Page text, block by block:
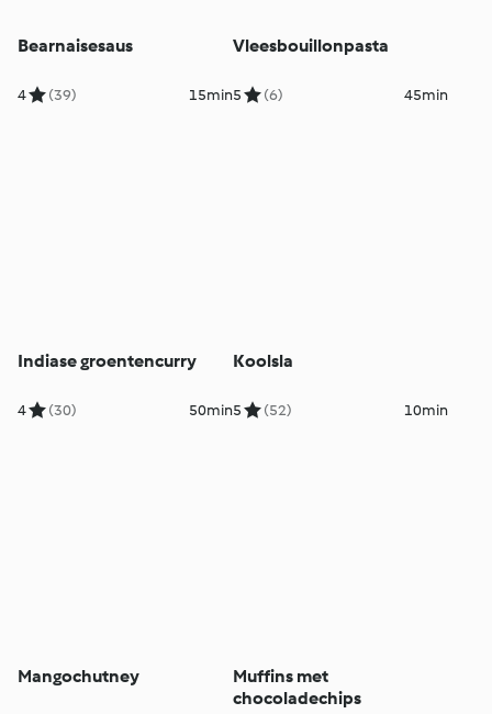
Bearnaisesaus
4 (39) 15min
Vleesbouillonpasta
5 (6) 45min
Indiase groentencurry
4 (30) 50min
Koolsla
5 (52) 10min
Mangochutney
Muffins met
chocoladechips